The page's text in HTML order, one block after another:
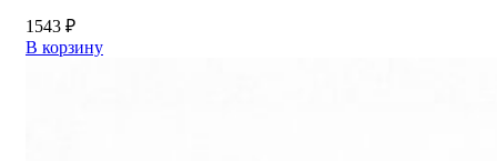
1543 ₽
В корзину